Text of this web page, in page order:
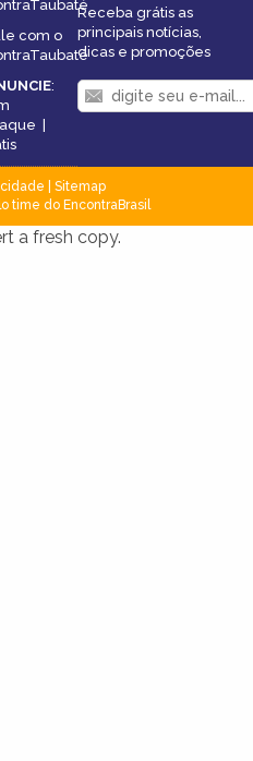
com o
:
|
Receba grátis as
principais notícias,
dicas e promoções
Sitemap
time do EncontraBrasil
a fresh copy.